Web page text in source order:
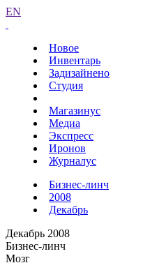
EN
Новое
Инвентарь
Задизайнено
Студия
Магазинус
Медиа
Экспресс
Иронов
Журналус
Бизнес-линч
2008
Декабрь
Декабрь 2008
Бизнес-линч
Мозг